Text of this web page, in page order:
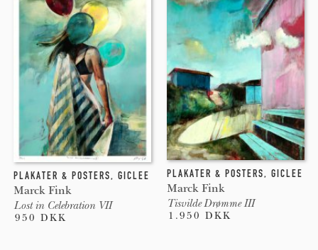
PLAKATER & POSTERS, GICLEE
Marck Fink
Lost in Celebration VII
950 DKK
PLAKATER & POSTERS, GICLEE
Marck Fink
Tisvilde Drømme III
1.950 DKK